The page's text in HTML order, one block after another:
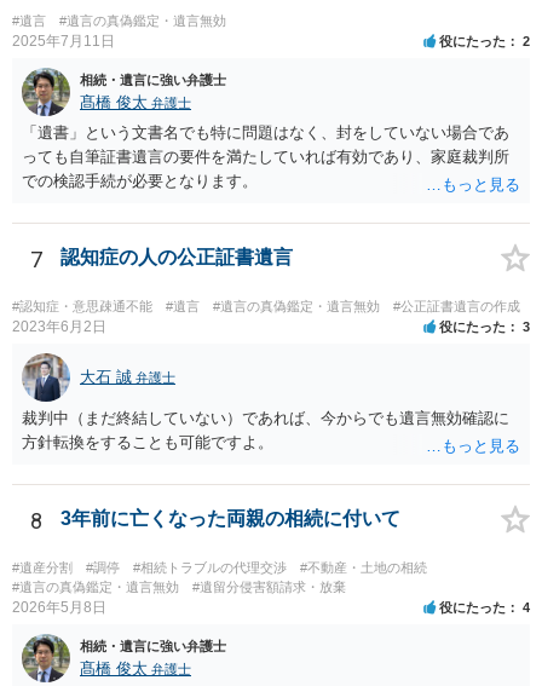
#遺言 #遺言の真偽鑑定・遺言無効
2025年7月11日 役にたった 2
相続・遺言に強い弁護士
髙橋 俊太 弁護士
「遺書」という文書名でも特に問題はなく、封をしていない場合であ
っても自筆証書遺言の要件を満たしていれば有効であり、家庭裁判所
での検認手続が必要となります。
7 認知症の人の公正証書遺言
#認知症・意思疎通不能 #遺言 #遺言の真偽鑑定・遺言無効 #公正証書遺言の作成
2023年6月2日 役にたった 3
大石 誠 弁護士
裁判中（まだ終結していない）であれば、今からでも遺言無効確認に
方針転換をすることも可能ですよ。
8 3年前に亡くなった両親の相続に付いて
#遺産分割 #調停 #相続トラブルの代理交渉
#不動産・土地の相続
#遺言の真偽鑑定・遺言無効
#遺留分侵害額請求・放棄
2026年5月8日 役にたった 4
相続・遺言に強い弁護士
髙橋 俊太 弁護士